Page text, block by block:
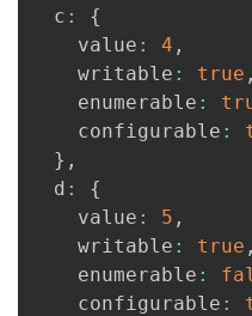
程
认
的
我
藏
支
声
  c
:
{
    value
: 4 ,
    writable
: true ,
    enumerable
:
    configurable
:
} ,
  d
:
{
    value
: 5 ,
    writable
: true ,
    enumerable
:
    configurable
: